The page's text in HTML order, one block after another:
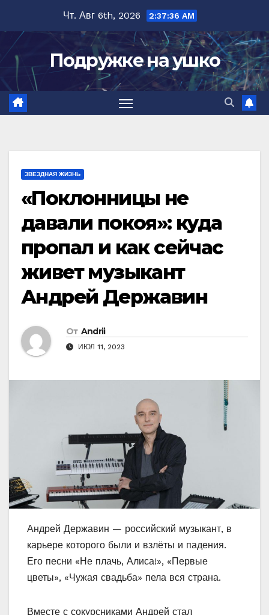
содержимому
Чт. Авг 6th, 2026 2:37:37 AM
Подружке на ушко
ЗВЕЗДНАЯ ЖИЗНЬ
«Поклонницы не
давали покоя»: куда
пропал и как сейчас
живет музыкант
Андрей Державин
От Andrii
ИЮЛ 11, 2023
Андрей Державин — российский музыкант, в
карьере которого были и взлёты и падения.
Его песни «Не плачь, Алиса!», «Первые
цветы», «Чужая свадьба» пела вся страна.
Вместе с сокурсниками Андрей стал